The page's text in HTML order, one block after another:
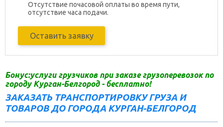
Отсутствие почасовой оплаты во время пути,
отсутствие часа подачи.
Оставить заявку
Бонус:услуги грузчиков при заказе грузоперевозок по
городу Курган-Белгород - бесплатно!
ЗАКАЗАТЬ ТРАНСПОРТИРОВКУ ГРУЗА И
ТОВАРОВ ДО ГОРОДА КУРГАН-БЕЛГОРОД